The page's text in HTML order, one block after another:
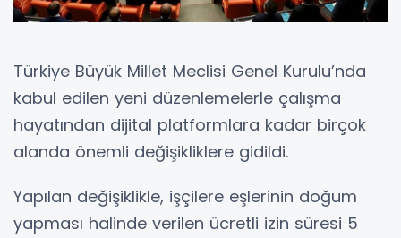
Türkiye Büyük Millet Meclisi Genel Kurulu’nda
kabul edilen yeni düzenlemelerle çalışma
hayatından dijital platformlara kadar birçok
alanda önemli değişikliklere gidildi.
Yapılan değişiklikle, işçilere eşlerinin doğum
yapması halinde verilen ücretli izin süresi 5